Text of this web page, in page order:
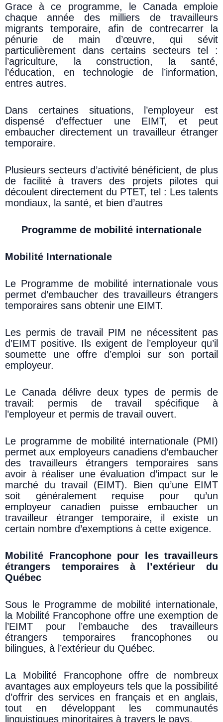
Grace à ce programme, le Canada emploie
chaque année des milliers de travailleurs
migrants temporaire, afin de contrecarrer la
pénurie de main d’œuvre, qui sévit
particulièrement dans certains secteurs tel :
l’agriculture, la construction, la santé,
l’éducation, en technologie de l’information,
entres autres.
Dans certaines situations, l’employeur est
dispensé d’effectuer une EIMT, et peut
embaucher directement un travailleur étranger
temporaire.
Plusieurs secteurs d’activité bénéficient, de plus
de facilité à travers des projets pilotes qui
découlent directement du PTET, tel : Les talents
mondiaux, la santé, et bien d’autres
Programme de mobilité internationale
Mobilité Internationale
Le Programme de mobilité internationale vous
permet d’embaucher des travailleurs étrangers
temporaires sans obtenir une EIMT.
Les permis de travail PIM ne nécessitent pas
d’EIMT positive. Ils exigent de l’employeur qu’il
soumette une offre d’emploi sur son portail
employeur.
Le Canada délivre deux types de permis de
travail: permis de travail spécifique à
l’employeur et permis de travail ouvert.
Le programme de mobilité internationale (PMI)
permet aux employeurs canadiens d’embaucher
des travailleurs étrangers temporaires sans
avoir à réaliser une évaluation d’impact sur le
marché du travail (EIMT). Bien qu’une EIMT
soit généralement requise pour qu’un
employeur canadien puisse embaucher un
travailleur étranger temporaire, il existe un
certain nombre d’exemptions à cette exigence.
Mobilité Francophone pour les travailleurs
étrangers temporaires à l’extérieur du
Québec
Sous le Programme de mobilité internationale,
la Mobilité Francophone offre une exemption de
l’EIMT pour l’embauche des travailleurs
étrangers temporaires francophones ou
bilingues, à l’extérieur du Québec.
La Mobilité Francophone offre de nombreux
avantages aux employeurs tels que la possibilité
d’offrir des services en français et en anglais,
tout en développant les communautés
linguistiques minoritaires à travers le pays.